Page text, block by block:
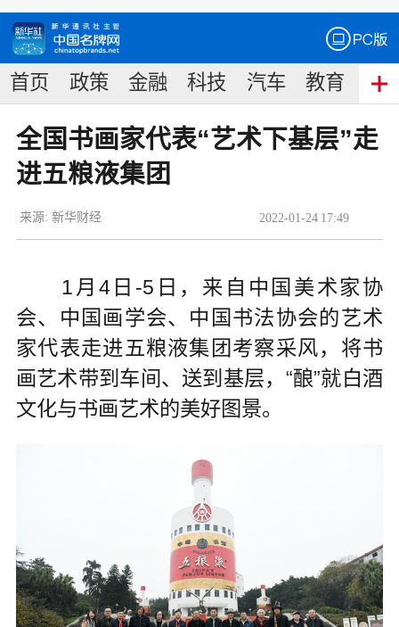
首页 政策 金融 科技 汽车 教育 食
全国书画家代表“艺术下基层”走
进五粮液集团
2022-01-24 17:49
来源: 新华财经
1月4日-5日，来自中国美术家协
会、中国画学会、中国书法协会的艺术
家代表走进五粮液集团考察采风，将书
画艺术带到车间、送到基层，“酿”就白酒
文化与书画艺术的美好图景。